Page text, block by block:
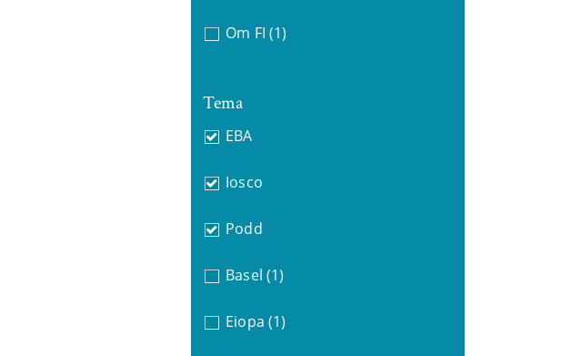
Om FI (1)
Tema
EBA
Iosco
Podd
Basel (1)
Eiopa (1)